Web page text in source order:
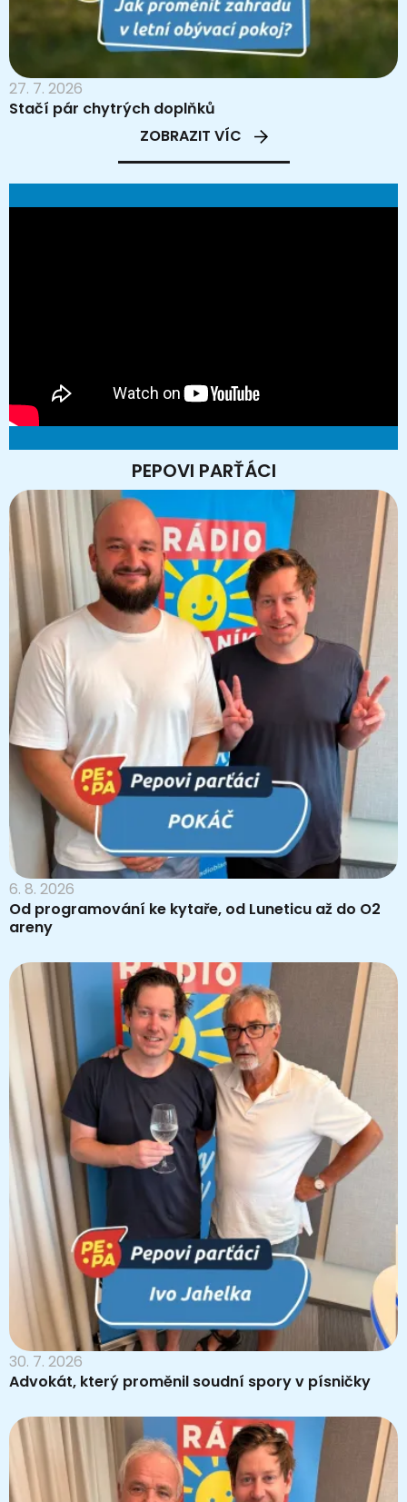
27. 7. 2026
Stačí pár chytrých doplňků
ZOBRAZIT VÍC
PEPOVI PARŤÁCI
6. 8. 2026
Od programování ke kytaře, od Luneticu až do O2
areny
30. 7. 2026
Advokát, který proměnil soudní spory v písničky